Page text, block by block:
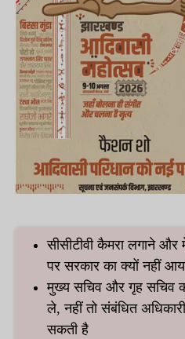
सीसीटीवी कैमरा लगाने
पर सरकार का क्यों नहीं
मुख्य सचिव और गृह सचिव
ले, नहीं तो संबंधित अधिकारी
सकती है